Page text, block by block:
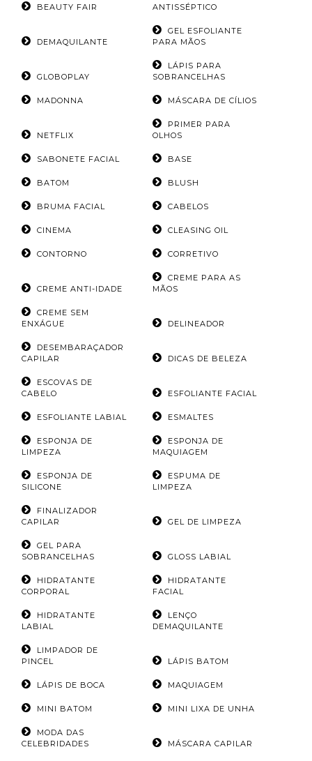
BEAUTY FAIR
ANTISSÉPTICO
DEMAQUILANTE
GEL ESFOLIANTE
PARA MÃOS
GLOBOPLAY
LÁPIS PARA
SOBRANCELHAS
MADONNA MÁSCARA DE CÍLIOS
NETFLIX
PRIMER PARA
OLHOS
SABONETE FACIAL BASE
BATOM BLUSH
BRUMA FACIAL CABELOS
CINEMA CLEASING OIL
CONTORNO CORRETIVO
CREME ANTI-IDADE
CREME PARA AS
MÃOS
CREME SEM
ENXÁGUE
DELINEADOR
DESEMBARAÇADOR
CAPILAR
DICAS DE BELEZA
ESCOVAS DE
CABELO
ESFOLIANTE FACIAL
ESFOLIANTE LABIAL ESMALTES
ESPONJA DE
LIMPEZA
ESPONJA DE
MAQUIAGEM
ESPONJA DE
SILICONE
ESPUMA DE
LIMPEZA
FINALIZADOR
CAPILAR
GEL DE LIMPEZA
GEL PARA
SOBRANCELHAS
GLOSS LABIAL
HIDRATANTE
CORPORAL
HIDRATANTE
FACIAL
HIDRATANTE
LABIAL
LENÇO
DEMAQUILANTE
LIMPADOR DE
PINCEL
LÁPIS BATOM
LÁPIS DE BOCA MAQUIAGEM
MINI BATOM MINI LIXA DE UNHA
MODA DAS
CELEBRIDADES
MÁSCARA CAPILAR